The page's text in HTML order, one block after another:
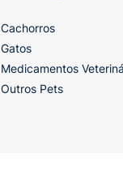
Cachorros
Gatos
Medicamentos
Outros Pets